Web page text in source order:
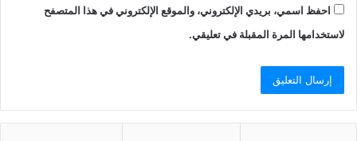
احفظ اسمي، بريدي الإلكتروني، والموقع الإلكتروني في هذا المتصفح
لاستخدامها المرة المقبلة في تعليقي.